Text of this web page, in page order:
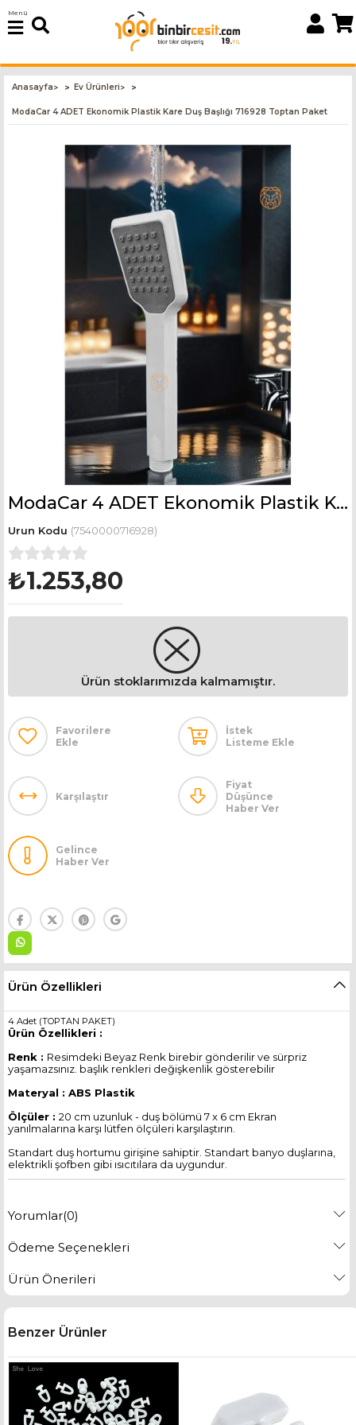
Menü
Anasayfa> Ev Ürünleri>
ModaCar 4 ADET Ekonomik Plastik Kare Duş Başlığı 716928 Toptan Paket
ModaCar 4 ADET Ekonomik Plastik Kare Duş Başlığı 716928 Toptan Paket
(7540000716928)
₺1.253,80
Ürün stoklarımızda kalmamıştır.
Favorilere
Ekle
İstek
Listeme Ekle
Karşılaştır
Fiyat
Düşünce
Haber Ver
Gelince
Haber Ver
Ürün Özellikleri
4 Adet (TOPTAN PAKET)
Ürün Özellikleri :
Renk : Resimdeki Beyaz Renk birebir gönderilir ve sürpriz
yaşamazsınız. başlık renkleri değişkenlik gösterebilir
Materyal : ABS Plastik
Ölçüler : 20 cm uzunluk - duş bölümü 7 x 6 cm Ekran
yanılmalarına karşı lütfen ölçüleri karşılaştırın.
Standart duş hortumu girişine sahiptir. Standart banyo duşlarına,
elektrikli şofben gibi ısıcıtılara da uygundur.
Yorumlar(0)
Ödeme Seçenekleri
Ürün Önerileri
Benzer Ürünler